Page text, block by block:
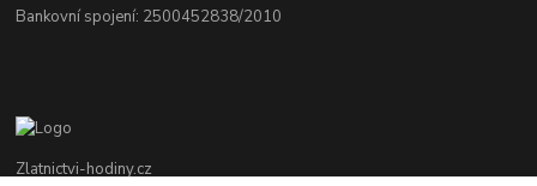
Bankovní spojení: 2500452838/2010
Zlatnictvi-hodiny.cz